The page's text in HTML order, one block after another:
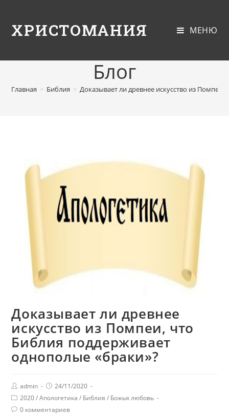
ХРИСТОМАНИЯ МЕНЮ
Блог
Главная > Библия > Доказывает ли древнее искусство из
Доказывает ли древнее
искусство из Помпеи, что
Библия поддерживает
однополые «браки»?
admin
24/11/2020
2020 / Апологетика / Библия / Божья любовь
0 комментариев